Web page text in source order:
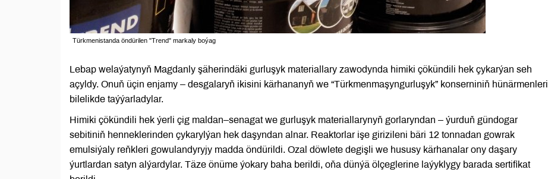
Türkmenistanda öndürilen "Trend" markaly boýag
Lebap welaýatynyň Magdanly şäherindäki gurluşyk materiallary zawodynda himiki çökündili hek çykarýan seh
açyldy. Onuň üçin enjamy – desgalaryň ikisini kärhananyň we “Türkmenmaşyngurluşyk” konserniniň hünärmenleri
bilelikde taýýarladylar.
Himiki çökündili hek ýerli çig maldan–senagat we gurluşyk materiallarynyň gorlaryndan – ýurduň gündogar
sebitiniň henneklerinden çykarylýan hek daşyndan alnar. Reaktorlar işe girizileni bäri 12 tonnadan gowrak
emulsiýaly reňkleri gowulandyryjy madda öndürildi. Ozal döwlete degişli we hususy kärhanalar ony daşary
ýurtlardan satyn alýardylar. Täze önüme ýokary baha berildi, oňa dünýä ölçeglerine laýyklygy barada sertifikat